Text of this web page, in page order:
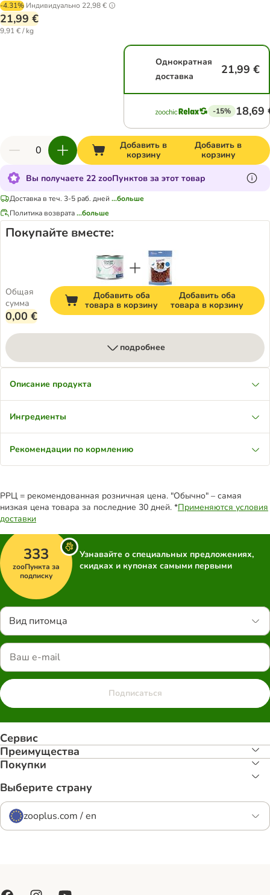
-4.31% Индивидуально 22,98 €
21,99 €
9,91 € / kg
Однократная
доставка
21,99 €
-15% 18,69
Добавить в
корзину
Добавить в
корзину
Вы получаете 22 zooПунктов за этот товар
Доставка в теч. 3-5 раб. дней ...больше
Политика возврата...больше
Покупайте вместе:
Общая
сумма
0,00 €
Добавить оба
товара в корзину
Добавить оба
товара в корзину
подробнее
Описание продукта
Ингредиенты
Рекомендации по кормлению
РРЦ = рекомендованная розничная цена. "Обычно" – самая
низкая цена товара за последние 30 дней. *Применяются условия
доставки
333
zooПункта за
подписку
Узнавайте о специальных предложениях,
скидках и купонах самыми первыми
Вид питомца
Подписаться
Сервис
Преимуществa
Покупки
Выберите страну
zooplus.com / en